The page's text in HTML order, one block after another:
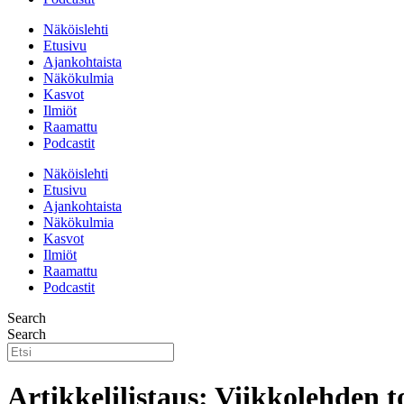
Näköislehti
Etusivu
Ajankohtaista
Näkökulmia
Kasvot
Ilmiöt
Raamattu
Podcastit
Näköislehti
Etusivu
Ajankohtaista
Näkökulmia
Kasvot
Ilmiöt
Raamattu
Podcastit
Search
Search
Artikkelilistaus: Viikkolehden